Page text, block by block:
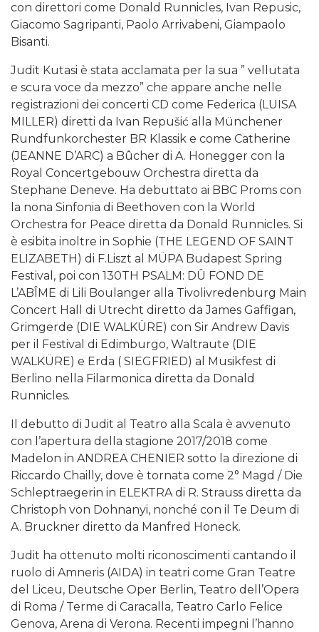
con direttori come Donald Runnicles, Ivan Repusic,
Giacomo Sagripanti, Paolo Arrivabeni, Giampaolo
Bisanti.
Judit Kutasi è stata acclamata per la sua ” vellutata
e scura voce da mezzo” che appare anche nelle
registrazioni dei concerti CD come Federica (LUISA
MILLER) diretti da Ivan Repušić alla Münchener
Rundfunkorchester BR Klassik e come Catherine
(JEANNE D’ARC) a Bûcher di A. Honegger con la
Royal Concertgebouw Orchestra diretta da
Stephane Deneve. Ha debuttato ai BBC Proms con
la nona Sinfonia di Beethoven con la World
Orchestra for Peace diretta da Donald Runnicles. Si
è esibita inoltre in Sophie (THE LEGEND OF SAINT
ELIZABETH) di F.Liszt al MÜPA Budapest Spring
Festival, poi con 130TH PSALM: DÛ FOND DE
L’ABÎME di Lili Boulanger alla Tivolivredenburg Main
Concert Hall di Utrecht diretto da James Gaffigan,
Grimgerde (DIE WALKÜRE) con Sir Andrew Davis
per il Festival di Edimburgo, Waltraute (DIE
WALKÜRE) e Erda ( SIEGFRIED) al Musikfest di
Berlino nella Filarmonica diretta da Donald
Runnicles.
Il debutto di Judit al Teatro alla Scala è avvenuto
con l’apertura della stagione 2017/2018 come
Madelon in ANDREA CHENIER sotto la direzione di
Riccardo Chailly, dove è tornata come 2° Magd / Die
Schleptraegerin in ELEKTRA di R. Strauss diretta da
Christoph von Dohnanyi, nonché con il Te Deum di
A. Bruckner diretto da Manfred Honeck.
Judit ha ottenuto molti riconoscimenti cantando il
ruolo di Amneris (AIDA) in teatri come Gran Teatre
del Liceu, Deutsche Oper Berlin, Teatro dell’Opera
di Roma / Terme di Caracalla, Teatro Carlo Felice
Genova, Arena di Verona. Recenti impegni l’hanno